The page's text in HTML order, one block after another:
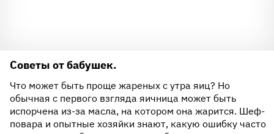
Советы от бабушек.
Что может быть проще жареных с утра яиц? Но
обычная с первого взгляда яичница может быть
испорчена из-за масла, на котором она жарится. Шеф-
повара и опытные хозяйки знают, какую ошибку часто